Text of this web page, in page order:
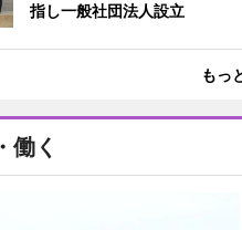
指し一般社団法人設立
もっ
働く